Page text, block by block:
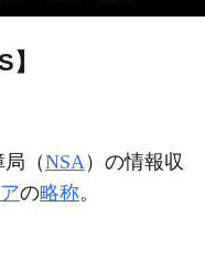
（NSA）の情報収
の略称。